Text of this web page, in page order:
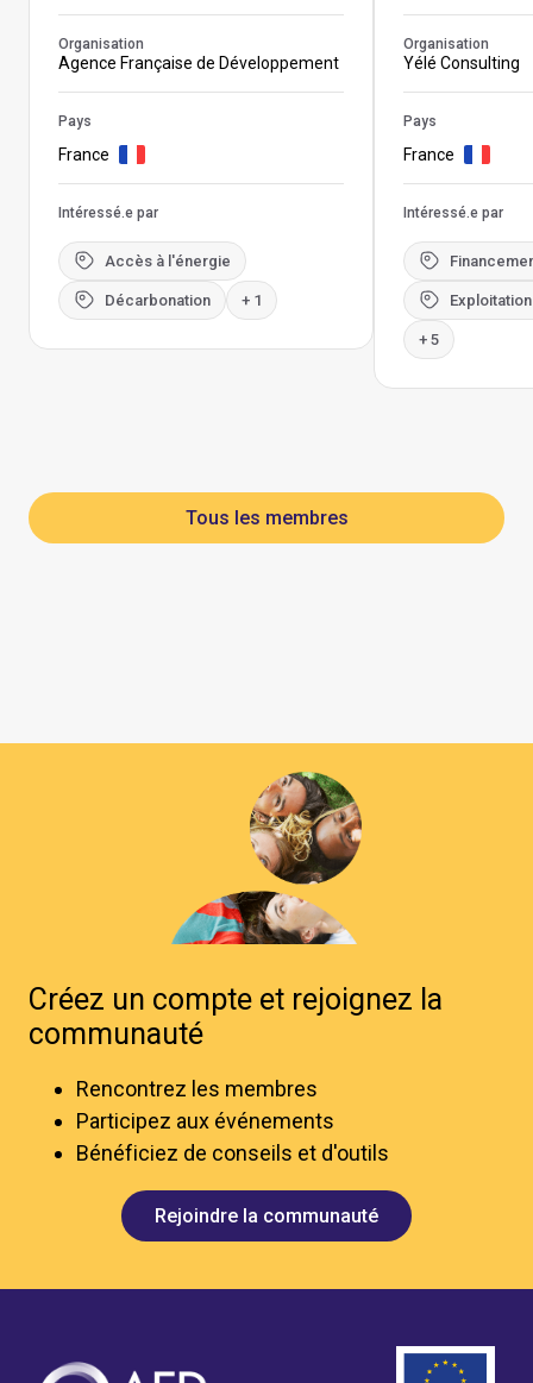
Organisation
Agence Française de Développement
Pays
France
Intéressé.e par
Accès à l'énergie
Décarbonation + 1
Organisation
Yélé Consulting
Pays
France
Intéressé.e par
+ 5
Tous les membres
Créez un compte et rejoignez la
communauté
Rencontrez les membres
Participez aux événements
Bénéficiez de conseils et d'outils
Rejoindre la communauté